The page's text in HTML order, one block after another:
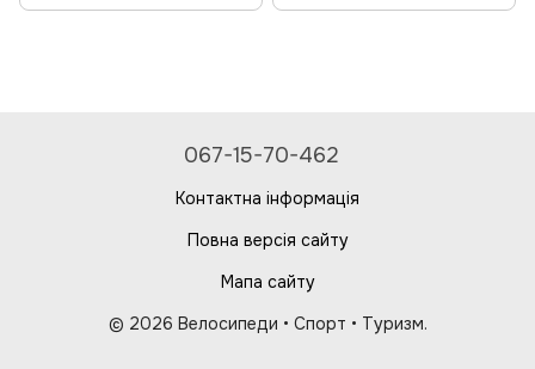
067-15-70-462
Контактна інформація
Повна версія сайту
Мапа сайту
© 2026 Велосипеди • Спорт • Туризм.